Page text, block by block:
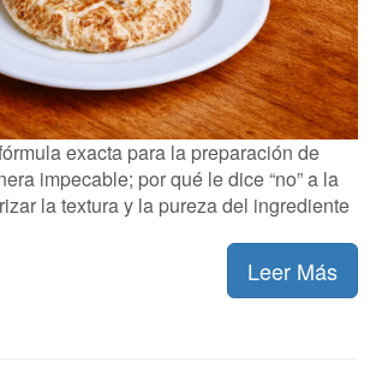
exacta para la preparación de
impecable; por qué le dice “no” a la
la textura y la pureza del ingrediente
Leer Más